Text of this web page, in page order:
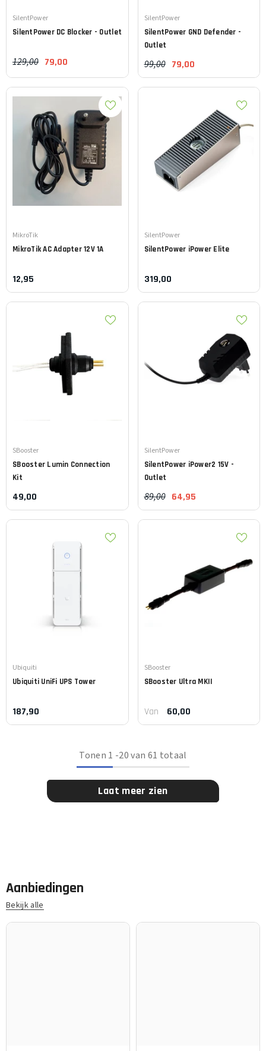
Leverancier:
SilentPower
SilentPower DC Blocker - Outlet
129,00 79,00
Leverancier:
SilentPower
SilentPower GND Defender -
Outlet
99,00 79,00
Leverancier:
MikroTik
MikroTikAC Adapter 12V 1A
12,95
Leverancier:
SilentPower
SilentPower iPower Elite
319,00
Leverancier:
SBooster
SBooster Lumin Connection
Kit
49,00
Leverancier:
SilentPower
SilentPower iPower2 15V -
Outlet
89,00 64,95
Leverancier:
Ubiquiti
Ubiquiti UniFi UPS Tower
187,90
Leverancier:
SBooster
SBooster Ultra MKII
Van 60,00
Tonen 1 -20van 61 totaal
Laat meer zien
Aanbiedingen
Bekijk alle